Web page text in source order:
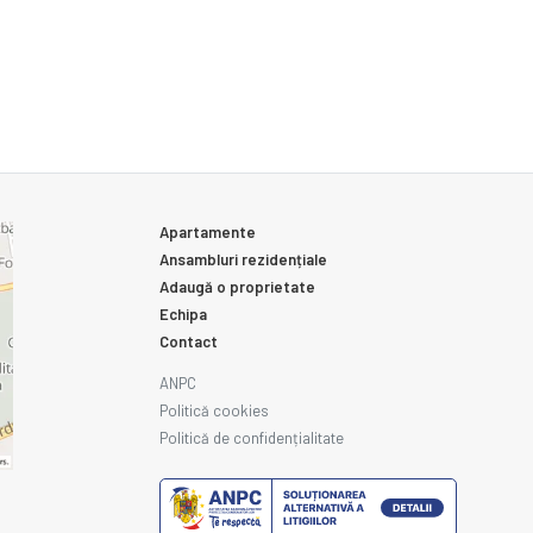
Apartamente
Ansambluri rezidențiale
Adaugă o proprietate
Echipa
Contact
ANPC
Politică cookies
Politică de confidențialitate